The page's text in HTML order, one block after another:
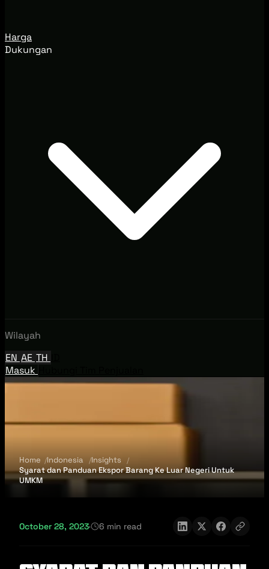
Harga
Dukungan
Wilayah
EN AE TH
Masuk
Home Indonesia
Insights
Syarat dan Panduan Ekspor Barang Ke Luar Negeri Untuk
UMKM
October 28, 2023· 6 min read